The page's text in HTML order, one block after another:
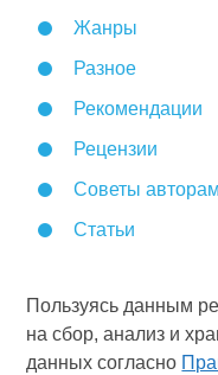
Жанры
Разное
Рекомендации
Рецензии
Советы авторам
Статьи
Пользуясь данным
на сбор, анализ и
данных согласно